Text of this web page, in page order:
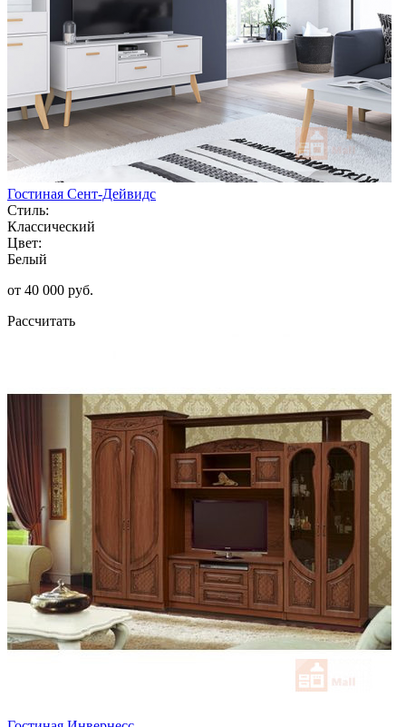
Гостиная Сент-Дейвидс
Стиль:
Классический
Цвет:
Белый
от 40 000 руб.
Рассчитать